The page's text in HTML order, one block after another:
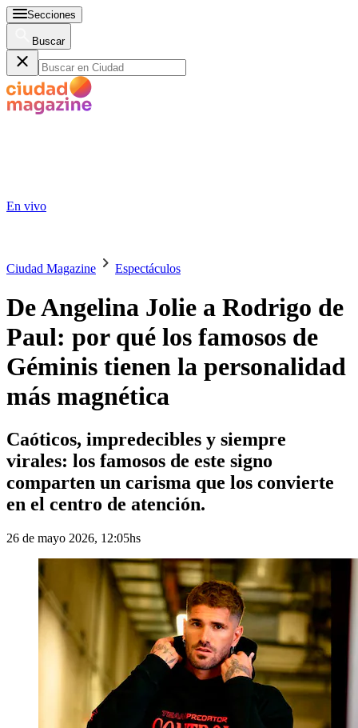
Secciones
Buscar
En vivo
Ciudad Magazine Espectáculos
De Angelina Jolie a Rodrigo de
Paul: por qué los famosos de
Géminis tienen la personalidad
más magnética
Caóticos, impredecibles y siempre
virales: los famosos de este signo
comparten un carisma que los convierte
en el centro de atención.
26 de mayo 2026, 12:05hs